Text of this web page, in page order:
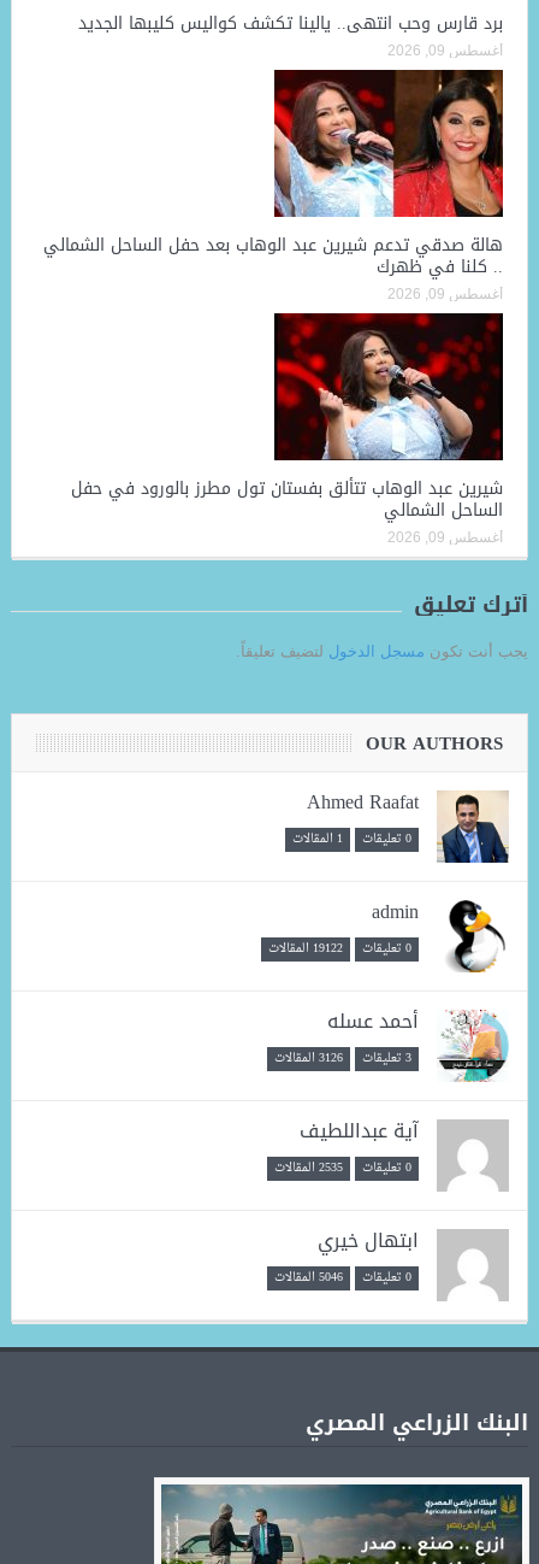
برد قارس وحب انتهى.. يالينا تكشف كواليس كليبها الجديد
أغسطس 09, 2026
هالة صدقي تدعم شيرين عبد الوهاب بعد حفل الساحل الشمالي
.. كلنا في ظهرك
أغسطس 09, 2026
شيرين عبد الوهاب تتألق بفستان تول مطرز بالورود في حفل
الساحل الشمالي
أغسطس 09, 2026
أترك تعليق
يجب أنت تكون مسجل الدخول لتضيف تعليقاً.
OUR AUTHORS
Ahmed Raafat
0 تعليقات 1 المقالات
admin
0 تعليقات 19122 المقالات
أحمد عسله
3 تعليقات 3126 المقالات
آية عبداللطيف
0 تعليقات 2535 المقالات
ابتهال خيري
0 تعليقات 5046 المقالات
البنك الزراعي المصري